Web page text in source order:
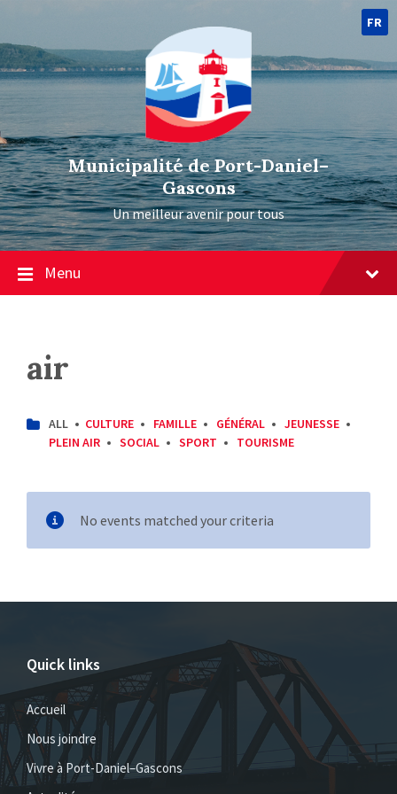
FR
Municipalité de Port-Daniel–
Gascons
Un meilleur avenir pour tous
Menu
air
CATEGORIES:
ALL CULTURE FAMILLE GÉNÉRAL
JEUNESSE
PLEIN AIR
SOCIAL SPORT TOURISME
No events matched your criteria
Quick links
Accueil
Nous joindre
Vivre à Port-Daniel–Gascons